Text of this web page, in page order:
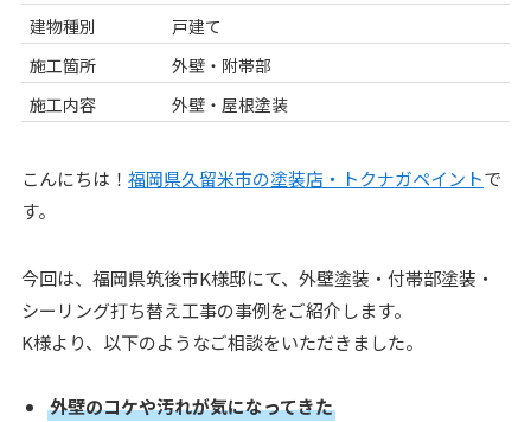
建物種別
戸建て
施工箇所
外壁・附帯部
施工内容
外壁・屋根塗装
こんにちは！ 福岡県久留米市の塗装店・トクナガペイントで
す。
今回は、福岡県筑後市K様邸にて、外壁塗装・付帯部塗装・
シーリング打ち替え工事の事例をご紹介します。
K様より、以下のようなご相談をいただきました。
外壁のコケや汚れが気になってきた